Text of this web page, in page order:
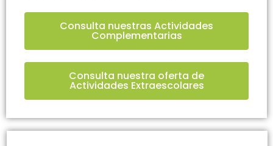
Consulta nuestras Actividades
Complementarias
Consulta nuestra oferta de
Actividades Extraescolares